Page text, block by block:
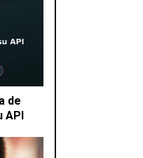
de
API